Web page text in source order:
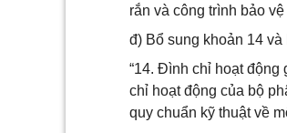
rắn và công trình bảo
đ) Bổ sung khoản 14
“14. Đình chỉ hoạt
chỉ hoạt động của bộ
quy chuẩn kỹ thuật về